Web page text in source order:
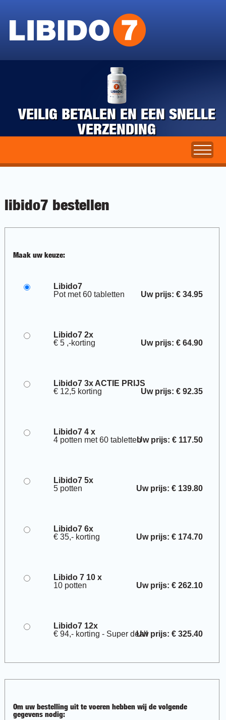
VEILIG BETALEN EN EEN SNELLE
VERZENDING
libido7 bestellen
Maak uw keuze:
Libido7
Pot met 60 tabletten
Uw prijs: € 34.95
Libido7 2x
€ 5 ,-korting
Uw prijs: € 64.90
Libido7 3x ACTIE PRIJS
€ 12,5 korting
Uw prijs: € 92.35
Libido7 4 x
4 potten met 60 tablettenUw prijs: € 117.50
Libido7 5x
5 potten
Uw prijs: € 139.80
Libido7 6x
€ 35,- korting
Uw prijs: € 174.70
Libido 7 10 x
10 potten
Uw prijs: € 262.10
Libido7 12x
€ 94,- korting - Super deal!Uw prijs: € 325.40
Om uw bestelling uit te voeren hebben wij de volgende
gegevens nodig: